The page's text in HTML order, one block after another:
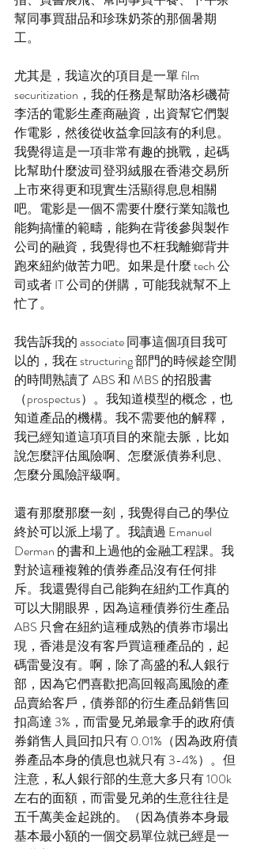
幫同事買甜品和珍珠奶茶的那個暑期
工。
尤其是，我這次的項目是一單 film
securitization，我的任務是幫助洛杉磯荷
李活的電影生產商融資，出資幫它們製
作電影，然後從收益拿回該有的利息。
我覺得這是一項非常有趣的挑戰，起碼
比幫助什麼波司登羽絨服在香港交易所
上市來得更和現實生活顯得息息相關
吧。電影是一個不需要什麼行業知識也
能夠搞懂的範疇，能夠在背後參與製作
公司的融資，我覺得也不枉我離鄉背井
跑來紐約做苦力吧。如果是什麼 tech 公
司或者 IT 公司的併購，可能我就幫不上
忙了。
我告訴我的 associate 同事這個項目我可
以的，我在 structuring 部門的時候趁空閒
的時間熟讀了 ABS 和 MBS 的招股書
（prospectus）。我知道模型的概念，也
知道產品的機構。我不需要他的解釋，
我已經知道這項項目的來龍去脈，比如
說怎麼評估風險啊、怎麼派債券利息、
怎麼分風險評級啊。
還有那麼那麼一刻，我覺得自己的學位
終於可以派上場了。我讀過 Emanuel
Derman 的書和上過他的金融工程課。我
對於這種複雜的債券產品沒有任何排
斥。我還覺得自己能夠在紐約工作真的
可以大開眼界，因為這種債券衍生產品
ABS 只會在紐約這種成熟的債券市場出
現，香港是沒有客戶買這種產品的，起
碼雷曼沒有。啊，除了高盛的私人銀行
部，因為它們喜歡把高回報高風險的產
品賣給客戶，債券部的衍生產品銷售回
扣高達 3%，而雷曼兄弟最拿手的政府債
券銷售人員回扣只有 0.01%（因為政府債
券產品本身的債息也就只有 3-4%）。但
注意，私人銀行部的生意大多只有 100k
左右的面額，而雷曼兄弟的生意往往是
五千萬美金起跳的。（因為債券本身最
基本最小額的一個交易單位就已經是一